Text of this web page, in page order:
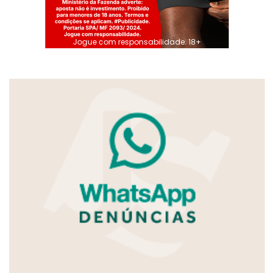
Jogue com responsabilidade. 18+